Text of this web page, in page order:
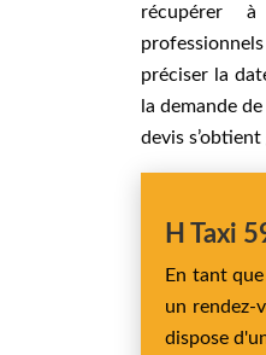
récupérer
préciser la
la demande
devis
H Taxi
En tant
un rendez-
dispose